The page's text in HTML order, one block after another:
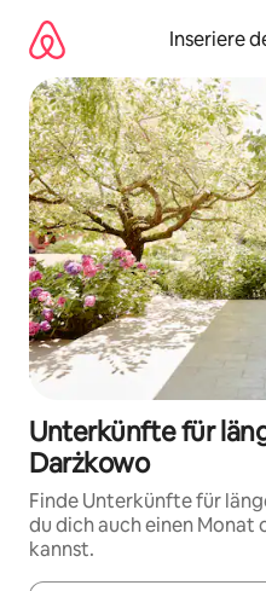
Inhalten
springen
Inseriere
Unterkünfte für
Darżkowo
Finde Unterkünfte für
du dich auch einen Monat
kannst.